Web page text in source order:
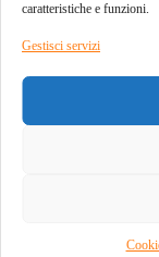
caratteristiche e funzioni.
Gestisci servizi